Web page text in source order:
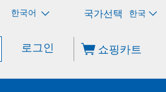
한국어 한국
로그인 쇼핑카트